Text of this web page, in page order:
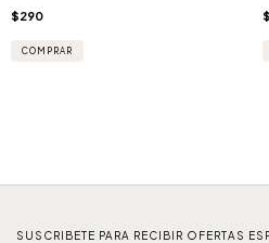
$290
SUSCRIBETE PARA RECIBIR OFERTAS